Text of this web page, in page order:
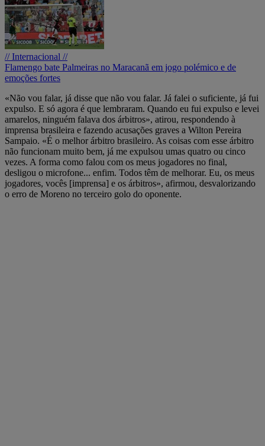
// Internacional //
Flamengo bate Palmeiras no Maracanã em jogo polémico e de
emoções fortes
«Não vou falar, já disse que não vou falar. Já falei o suficiente, já fui
expulso. E só agora é que lembraram. Quando eu fui expulso e levei
amarelos, ninguém falava dos árbitros», atirou, respondendo à
imprensa brasileira e fazendo acusações graves a Wilton Pereira
Sampaio. «É o melhor árbitro brasileiro. As coisas com esse árbitro
não funcionam muito bem, já me expulsou umas quatro ou cinco
vezes. A forma como falou com os meus jogadores no final,
desligou o microfone... enfim. Todos têm de melhorar. Eu, os meus
jogadores, vocês [imprensa] e os árbitros», afirmou, desvalorizando
o erro de Moreno no terceiro golo do oponente.